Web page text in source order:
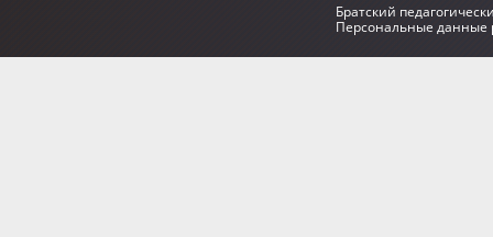
Братский
Персональные данные